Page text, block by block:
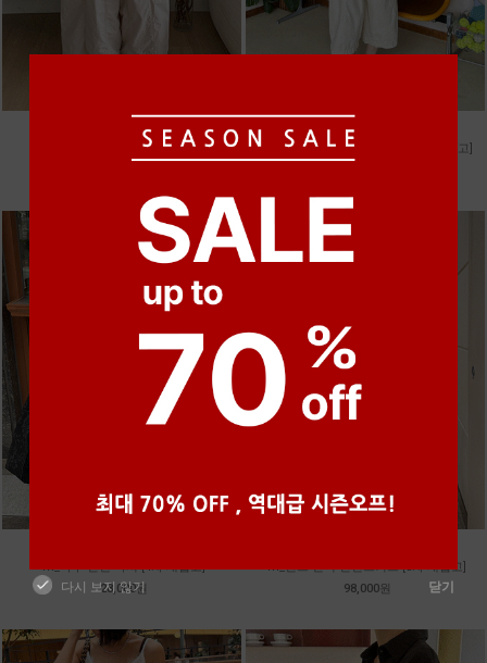
m_비휴 체크 박시셔츠
m_헤세드 스티치 데님팬츠 [4차 재입고]
m_마무 린넨 나시 [4차 재입고]
28,000원
m_밴프 핀턱 린넨스커트 [3차 재입고]
98,000원
다시 보지 않기 닫기